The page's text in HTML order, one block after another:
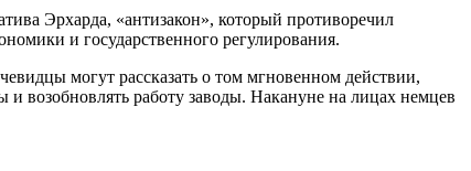
Эрхарда, «антизакон», который противоречил
и государственного регулирования.
могут рассказать о том мгновенном действии,
и возобновлять работу заводы. Накануне на лицах немцев